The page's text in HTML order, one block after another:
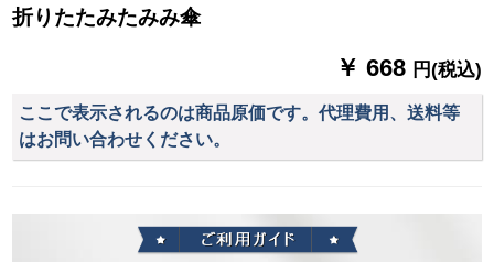
折りたたみたみみ傘
￥ 668 円(税込)
ここで表示されるのは商品原価です。代理費用、送料等
はお問い合わせください。